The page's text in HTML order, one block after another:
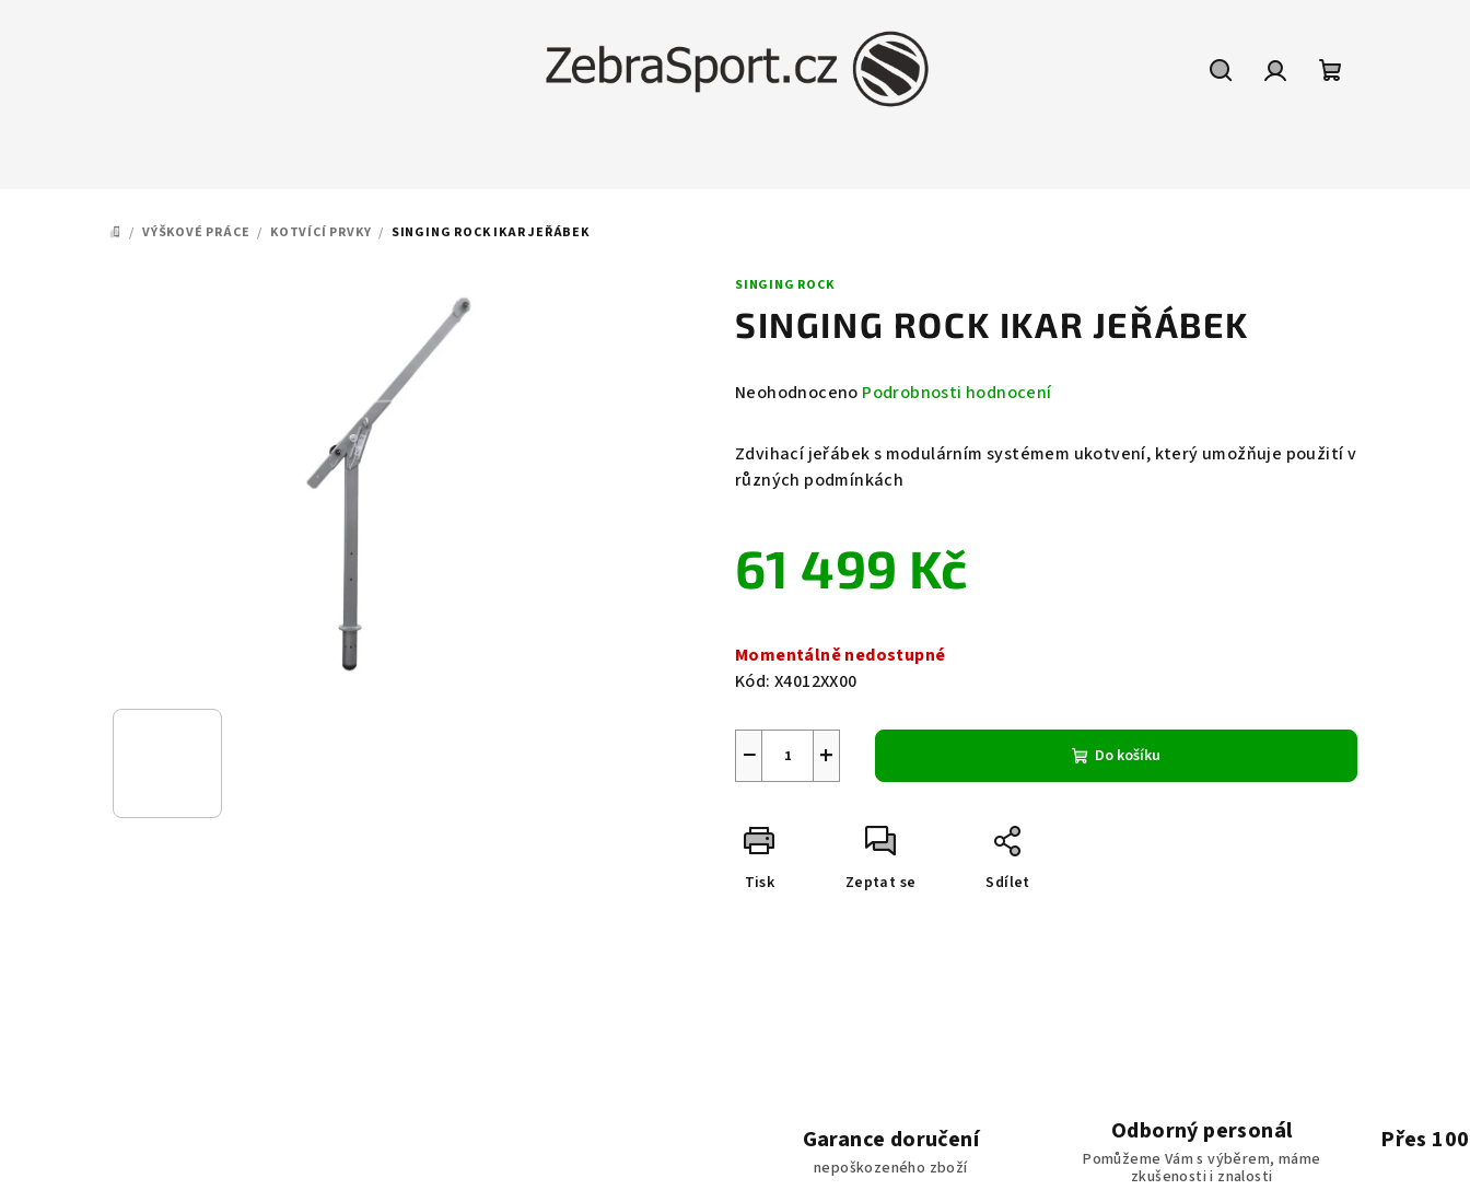
DOMŮ
/ VÝŠKOVÉ PRÁCE / KOTVÍCÍ PRVKY / SINGING ROCK IKAR JEŘÁBEK
SINGING ROCK
SINGING ROCK IKAR JEŘÁBEK
Průměrné
produktu
je
5
hvězdiček.
Neohodnoceno Podrobnosti hodnocení
Zdvihací jeřábek s modulárním systémem ukotvení, který umožňuje použití v
různých podmínkách
61 499 Kč
cena:
Momentálně nedostupné
Kód: X4012XX00
+
− Do košíku
Tisk Zeptat se Sdílet
Garance doručení
nepoškozeného zboží
Odborný personál
Pomůžeme Vám s výběrem, máme
zkušenosti i znalosti
Přes